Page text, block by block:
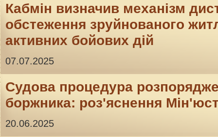
Кабмін визначив механізм
обстеження зруйнованого
активних бойових дій
07.07.2025
Судова процедура
боржника: роз'яснення
20.06.2025